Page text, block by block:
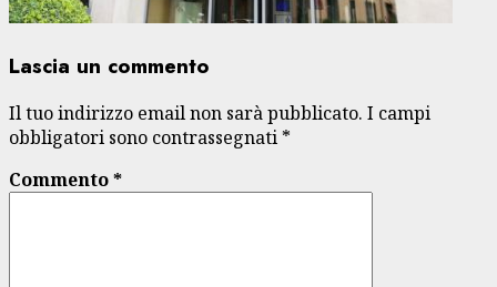
Lascia un commento
Il tuo indirizzo email non sarà pubblicato. I campi
obbligatori sono contrassegnati *
Commento*